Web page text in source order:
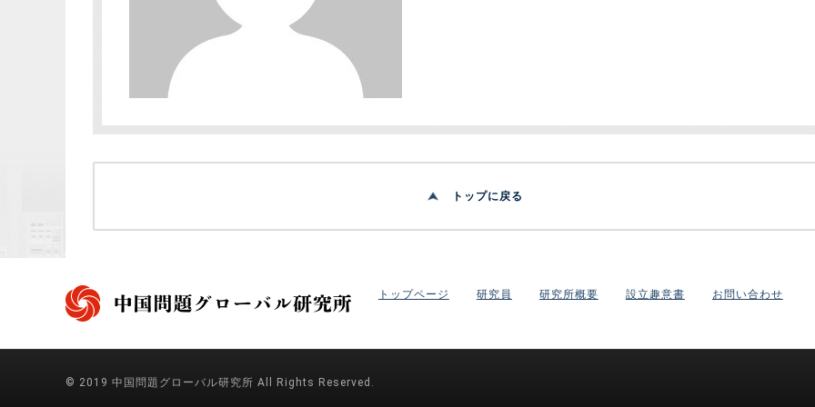
トップに戻る
トップページ 研究員 研究所概要 設立趣意書 お問い合わせ
© 2019 中国問題グローバル研究所 All Rights Reserved.